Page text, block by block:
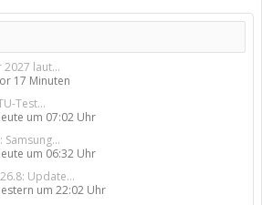
2027 laut...
17 Minuten
Test...
um 07:02 Uhr
Samsung...
um 06:32 Uhr
Update...
um 22:02 Uhr